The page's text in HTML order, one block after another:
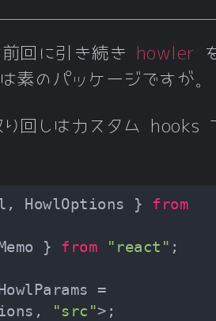
回に引き続き howler
素のパッケージですが。
り回しはカスタム hooks
HowlOptions } from
} from "react"
=
"src"